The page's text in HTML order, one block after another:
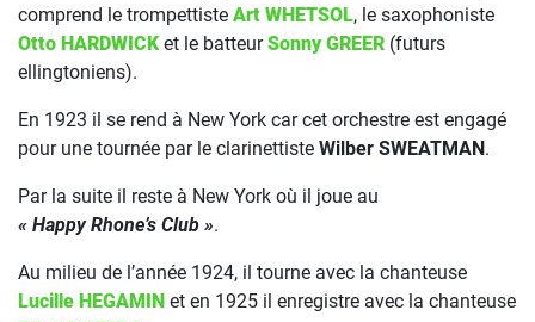
comprend le trompettiste Art WHETSOL, le saxophoniste
Otto HARDWICKet le batteurSonny GREER (futurs
ellingtoniens).
En 1923 il se rend à New York car cet orchestre est engagé
pour une tournée par le clarinettiste Wilber SWEATMAN .
Par la suite il reste à New York où il joue au
« Happy Rhone’s Club ».
Au milieu de l’année 1924, il tourne avec la chanteuse
Lucille HEGAMIN et en 1925 il enregistre avec la chanteuse